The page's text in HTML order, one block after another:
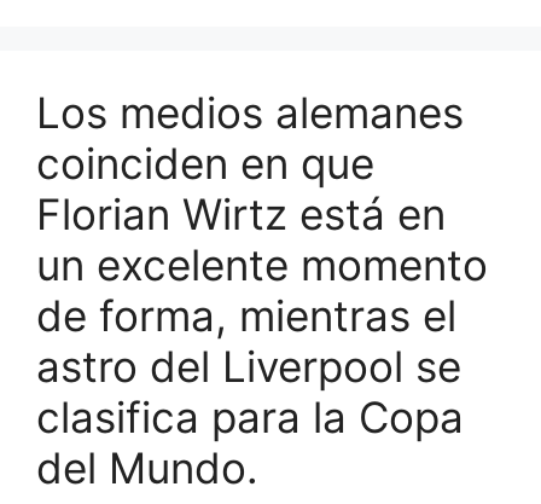
Los medios alemanes
coinciden en que
Florian Wirtz está en
un excelente momento
de forma, mientras el
astro del Liverpool se
clasifica para la Copa
del Mundo.